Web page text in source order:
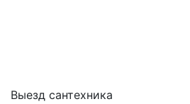
Выезд сантехника